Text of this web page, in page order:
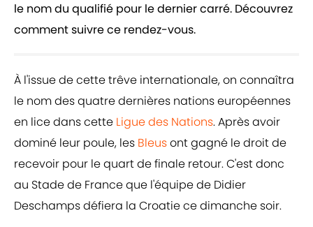
le nom du qualifié pour le dernier carré. Découvrez
comment suivre ce rendez-vous.
À l'issue de cette trêve internationale, on connaîtra
le nom des quatre dernières nations européennes
en lice dans cette Ligue des Nations. Après avoir
dominé leur poule, les Bleusont gagné le droit de
recevoir pour le quart de finale retour. C'est donc
au Stade de France que l'équipe de Didier
Deschamps défiera la Croatie ce dimanche soir.